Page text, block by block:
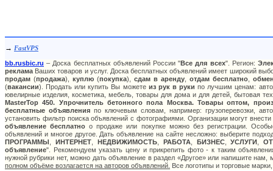
→ FastVPS
bb.rusbic.ru – Доска бесплатных объявлений России "Все для всех". Регион:
реклама Ваших товаров и услуг. Доска бесплатных объявлений имеет широкий
продам (продажа), куплю(покупка), сдам в аренду, отдам бесплатно,
(вакансии). Продать или купить Вы можете из рук в руки по лучшим ценам:
ювелирные изделия, косметика, мебель, товары для дома и для детей, бытовая
MasterTop 450. Упрочнитель бетонного пола Москва. Товары оптом,
бесплатные объявления по ключевым словам, например: грузоперевозки,
установить фильтр поиска объявлений с фотографиями. Организации могут
объявление бесплатно о продаже или покупке можно без регистрации.
объявлений и многое другое. Дать объявление на сайте несложно: выберите
ПРОГРАММЫ
ИНТЕРНЕТ, НЕДВИЖИМОСТЬ, РАБОТА, БИЗНЕС,УСЛУГИ ,
объявление". Рекомендуем указать цену и прикрепить фото - к таким
нужной рубрики нет, можно дать объявление в раздел «Другое» или напишите
полном объёме возлагается на авторов объявлений. Все логотипы и торговые